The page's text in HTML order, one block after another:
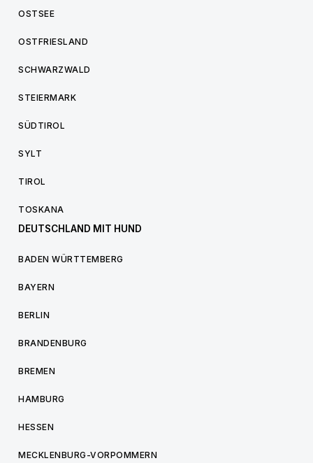
OSTSEE
OSTFRIESLAND
SCHWARZWALD
STEIERMARK
SÜDTIROL
SYLT
TIROL
TOSKANA
DEUTSCHLAND MIT HUND
BADEN WÜRTTEMBERG
BAYERN
BERLIN
BRANDENBURG
BREMEN
HAMBURG
HESSEN
MECKLENBURG-VORPOMMERN